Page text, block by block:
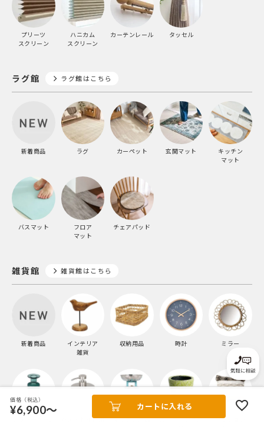
プリーツ
スクリーン
ハニカム
スクリーン
カーテンレール タッセル
ラグ館 ラグ館はこちら
新着商品 ラグ カーペット 玄関マット
キッチン
マット
バスマット
フロア
マット
チェアパッド
雑貨館 雑貨館はこちら
新着商品
インテリア
雑貨
収納用品 時計 ミラー
バス・トイレ用
キッチン用品
ガーデニング用
クッション
価格（税込）
¥6,900～ カートに入れる